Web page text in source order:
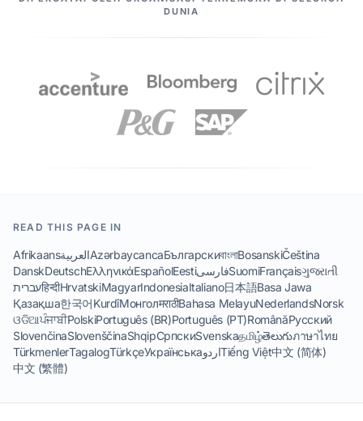
DUNIA
READ THIS PAGE IN
AfrikaansالعربيةAzərbaycancaБългарскиবাংলাBosanskiČeština
DanskDeutschΕλληνικάEspañolEestiفارسیSuomiFrançaisગુજરાતી
עבריתहिन्दीHrvatskiMagyarIndonesiaItaliano日本語Basa Jawa
Қазақша한국어KurdîМонголमराठीBahasa MelayuNederlandsNorsk
ଓଡିଆਪੰਜਾਬੀPolskiPortuguês (BR)Português (PT)RomânăРусский
SlovenčinaSlovenščinaShqipСрпскиSvenskaதமிழ்తెలుగుภาษาไทย
TürkmenlerTagalogTürkçeУкраїнськаاردوTiếng Việt中文 (简体)
中文 (繁體)